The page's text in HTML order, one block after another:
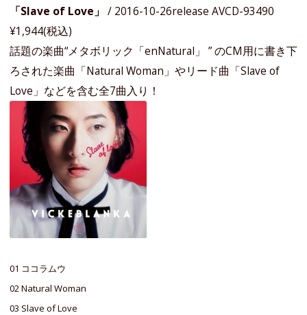
「Slave of Love」 / 2016-10-26release AVCD-93490
¥1,944(税込)
話題の楽曲“メタボリック「enNatural」 ” のCM用に書き下
ろされた楽曲「Natural Woman」やリード曲「Slave of
Love」などを含む全7曲入り！
01 ココラムウ
02 Natural Woman
03 Slave of Love